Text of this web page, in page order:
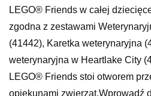
LEGO® Friends w całej
zgodna z zestawami
(41442), Karetka weterynaryjna
weterynaryjna w Heartlake City
LEGO® Friends stoi otworem
opiekunami zwierząt.Wprowadź